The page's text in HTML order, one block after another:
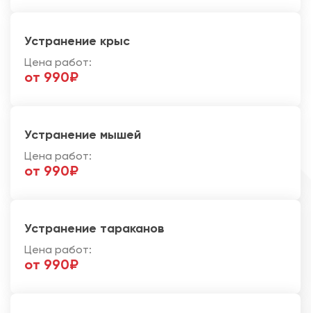
Устранение крыс
Цена работ:
от 990₽
Устранение мышей
Цена работ:
от 990₽
Устранение тараканов
Цена работ:
от 990₽